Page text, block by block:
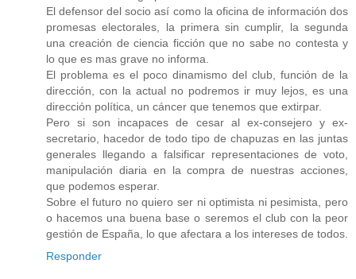
El defensor del socio así como la oficina de información dos
promesas electorales, la primera sin cumplir, la segunda
una creación de ciencia ficción que no sabe no contesta y
lo que es mas grave no informa.
El problema es el poco dinamismo del club, función de la
dirección, con la actual no podremos ir muy lejos, es una
dirección política, un cáncer que tenemos que extirpar.
Pero si son incapaces de cesar al ex-consejero y ex-
secretario, hacedor de todo tipo de chapuzas en las juntas
generales llegando a falsificar representaciones de voto,
manipulación diaria en la compra de nuestras acciones,
que podemos esperar.
Sobre el futuro no quiero ser ni optimista ni pesimista, pero
o hacemos una buena base o seremos el club con la peor
gestión de España, lo que afectara a los intereses de todos.
Responder